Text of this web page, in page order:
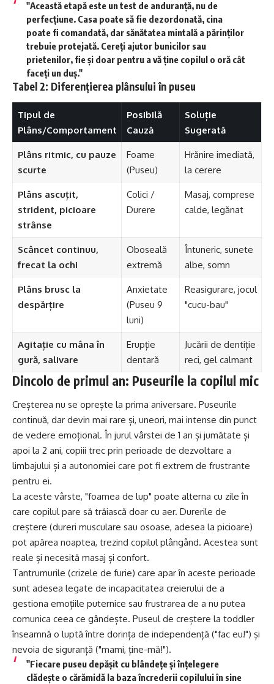
"Această etapă este un test de anduranță, nu de
perfecțiune. Casa poate să fie dezordonată, cina
poate fi comandată, dar sănătatea mintală a părinților
trebuie protejată. Cereți ajutor bunicilor sau
prietenilor, fie și doar pentru a vă ține copilul o oră cât
faceți un duș."
Tabel 2: Diferențierea plânsului în puseu
Tipul de
Plâns/Comportament
Posibilă
Cauză
Soluție
Sugerată
Plâns ritmic, cu pauze
scurte
Foame
(Puseu)
Hrănire imediată,
la cerere
Plâns ascuțit,
strident, picioare
strânse
Colici /
Durere
Masaj, comprese
calde, legănat
Scâncet continuu,
frecat la ochi
Oboseală
extremă
Întuneric, sunete
albe, somn
Plâns brusc la
despărțire
Anxietate
(Puseu 9
luni)
Reasigurare, jocul
"cucu-bau"
Agitație cu mâna în
gură, salivare
Erupție
dentară
Jucării de dentiție
reci, gel calmant
Dincolo de primul an: Puseurile la copilul mic
Creșterea nu se oprește la prima aniversare. Puseurile
continuă, dar devin mai rare și, uneori, mai intense din punct
de vedere emoțional. În jurul vârstei de 1 an și jumătate și
apoi la 2 ani, copiii trec prin perioade de dezvoltare a
limbajului și a autonomiei care pot fi extrem de frustrante
pentru ei.
La aceste vârste, "foamea de lup" poate alterna cu zile în
care copilul pare să trăiască doar cu aer. Durerile de
creștere (dureri musculare sau osoase, adesea la picioare)
pot apărea noaptea, trezind copilul plângând. Acestea sunt
reale și necesită masaj și confort.
Tantrumurile (crizele de furie) care apar în aceste perioade
sunt adesea legate de incapacitatea creierului de a
gestiona emoțiile puternice sau frustrarea de a nu putea
comunica ceea ce gândește. Puseul de creștere la toddler
înseamnă o luptă între dorința de independență ("fac eu!") și
nevoia de siguranță ("mami, ține-mă!").
"Fiecare puseu depășit cu blândețe și înțelegere
clădește o cărămidă la baza încrederii copilului în sine